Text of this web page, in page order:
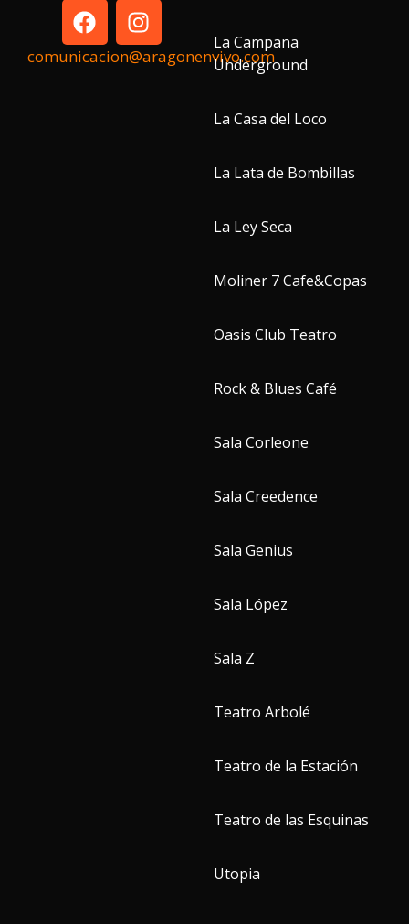
comunicacion@aragonenvivo.com
La Campana
Underground
La Casa del Loco
La Lata de Bombillas
La Ley Seca
Moliner 7 Cafe&Copas
Oasis Club Teatro
Rock & Blues Café
Sala Corleone
Sala Creedence
Sala Genius
Sala López
Sala Z
Teatro Arbolé
Teatro de la Estación
Teatro de las Esquinas
Utopia